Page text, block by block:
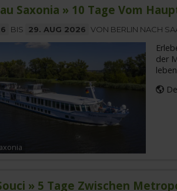
Saxonia » 10 Tage Vom
BIS 29. AUG 2026 VON BERLIN NACH
der
» 5 Tage Zwischen